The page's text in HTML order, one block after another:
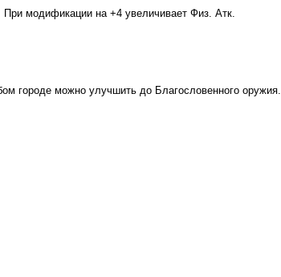
модификации на +4 увеличивает Физ. Атк.
городе можно улучшить до Благословенного оружия.